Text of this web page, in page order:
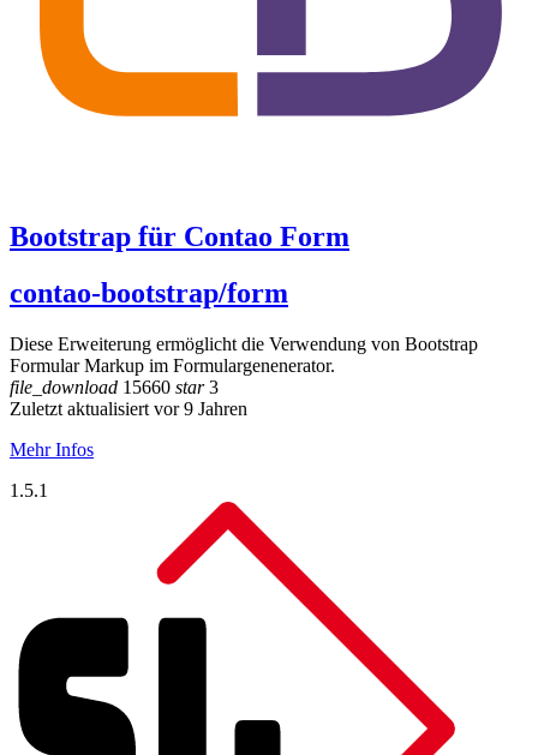
Bootstrap für Contao Form
contao-bootstrap/form
Diese Erweiterung ermöglicht die Verwendung von Bootstrap
Formular Markup im Formulargenenerator.
file_download 15660 star3
Zuletzt aktualisiert vor 9 Jahren
Mehr Infos
1.5.1